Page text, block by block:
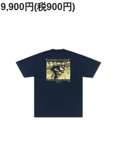
9,900円(税900円)